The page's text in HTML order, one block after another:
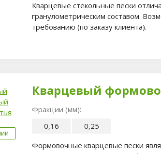
Кварцевые стекольные пески
гранулометрическим составом.
требованию (по заказу клиента).
Кварцевый
Фракции (мм):
0,16
0,25
Формовочные кварцевые пески